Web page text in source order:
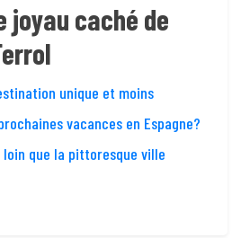
joyau caché de
unique et moins
vacances en Espagne?
loin que la pittoresque ville